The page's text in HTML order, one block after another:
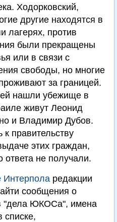
Ходорковский,
другие находятся в
лагерях, против
были прекращены
или в связи с
свободы, но многие
за границей.
нашли убежище в
живут Леонид
и Владимир Дубов.
правительству
этих граждан,
ответа не получали.
Интерпола редакции
сообщения о
"дела ЮКОСа", имена
списке,